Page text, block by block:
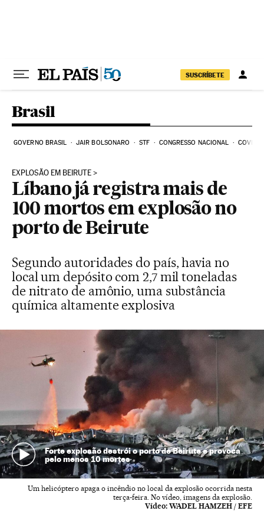
SUSCRÍBETE
Brasil
GOVERNO BRASIL JAIR BOLSONARO STF CONGRESSO NACIONAL COVID-
EXPLOSÃO EM BEIRUTE
Líbano já registra mais de
100 mortos em explosão no
porto de Beirute
Segundo autoridades do país, havia no
local um depósito com 2,7 mil toneladas
de nitrato de amônio, uma substância
química altamente explosiva
Forte explosão destrói o porto de Beirute e provoca
pelo menos 10 mortes
Um helicóptero apaga o incêndio no local da explosão ocorrida nesta
terça-feira. No vídeo, imagens da explosão.
Vídeo: WADEL HAMZEH / EFE